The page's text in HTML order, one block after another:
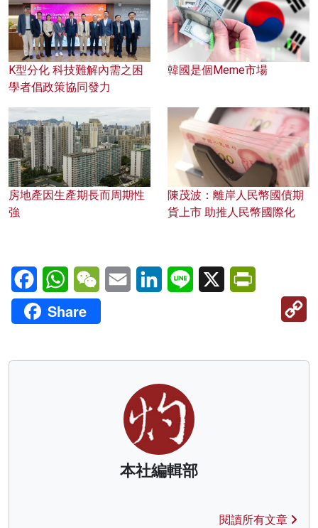
K型分化 科技難解內需之困
學者倡政策協同發力
韓國是個Meme市場
房地產因生產期長而周期性
強
陳茂波：離岸人民幣國債期
貨上市 助推人民幣國際化
FacebookWhatsAppWeChatEmail LinkedInLine X
Share
本社編輯部
閱讀所有文章